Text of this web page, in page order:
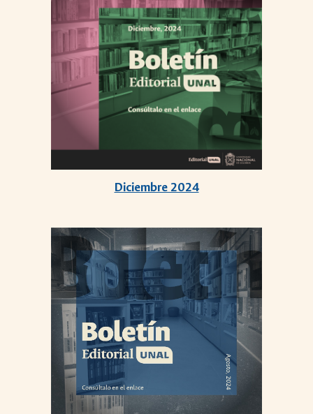
Diciembre 2024